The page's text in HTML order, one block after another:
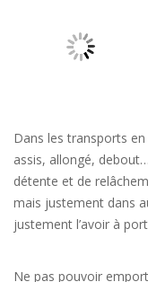
Dans les transports
assis, allongé,
détente et de
mais justement dans
justement l’avoir à
Ne pas pouvoir